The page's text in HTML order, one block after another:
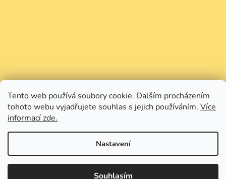
Tento web používá soubory cookie. Dalším procházením
tohoto webu vyjadřujete souhlas s jejich používáním. Více
informací zde.
Nastavení
Souhlasím